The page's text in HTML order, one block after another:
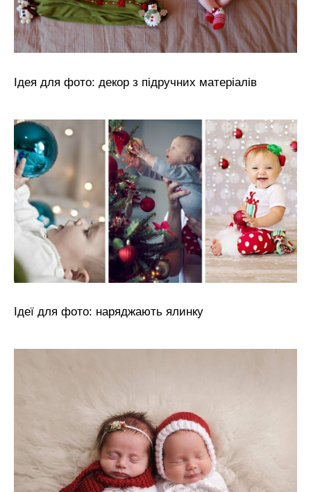
Ідея для фото: декор з підручних матеріалів
Ідеї для фото: наряджають ялинку